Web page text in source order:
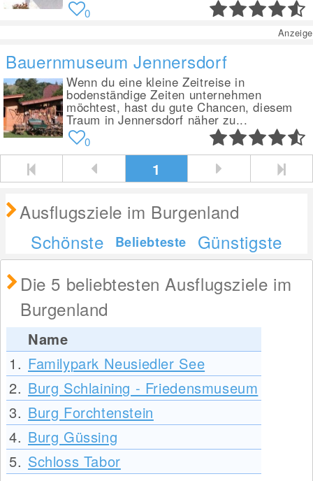
0
Anzeige
Bauernmuseum Jennersdorf
Wenn du eine kleine Zeitreise in
bodenständige Zeiten unternehmen
möchtest, hast du gute Chancen, diesem
Traum in Jennersdorf näher zu...
0
1
Ausflugsziele im Burgenland
Schönste
Beliebteste
Günstigste
Die 5 beliebtesten Ausflugsziele im
Burgenland
Name
1. Familypark Neusiedler See
2. Burg Schlaining - Friedensmuseum
3. Burg Forchtenstein
4. Burg Güssing
5. Schloss Tabor